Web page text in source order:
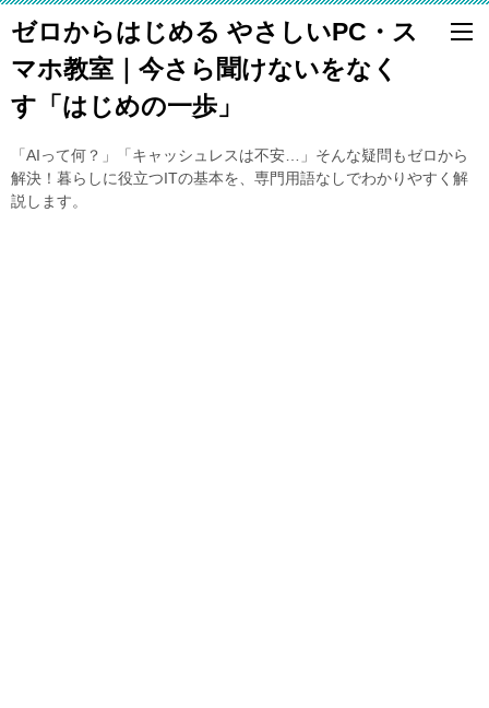
ゼロからはじめる やさしいPC・ス
マホ教室｜今さら聞けないをなく
す「はじめの一歩」
「AIって何？」「キャッシュレスは不安…」そんな疑問もゼロから
解決！暮らしに役立つITの基本を、専門用語なしでわかりやすく解
説します。